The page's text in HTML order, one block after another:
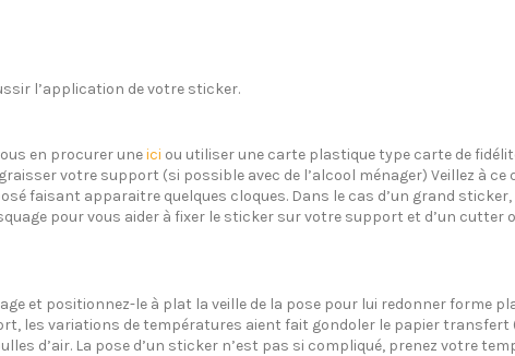
l’application de votre sticker.
en procurer uneici ou utiliser une carte plastique type carte de
votre support (si possible avec de l’alcool ménager) Veillez à ce
faisant apparaitre quelques cloques. Dans le cas d’un grand
pour vous aider à fixer le sticker sur votre support et d’un cutter
et positionnez-le à plat la veille de la pose pour lui redonner forme
les variations de températures aient fait gondoler le papier
d’air. La pose d’un sticker n’est pas si compliqué, prenez votre